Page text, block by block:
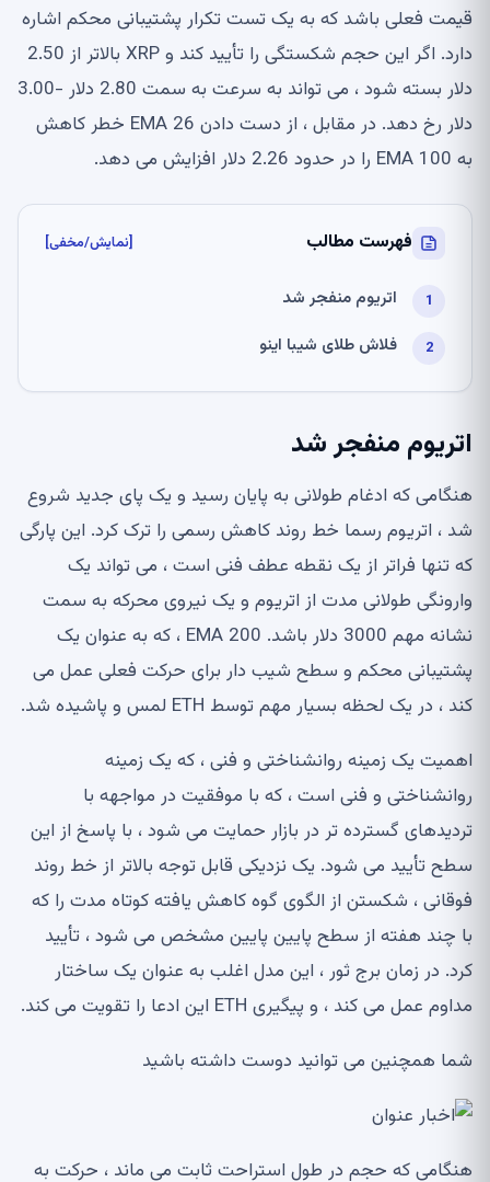
قیمت فعلی باشد که به یک تست تکرار پشتیبانی محکم اشاره
دارد. اگر این حجم شکستگی را تأیید کند و XRP بالاتر از 2.50
دلار بسته شود ، می تواند به سرعت به سمت 2.80 دلار -3.00
دلار رخ دهد. در مقابل ، از دست دادن 26 EMA خطر کاهش
به 100 EMA را در حدود 2.26 دلار افزایش می دهد.
فهرست مطالب [نمایش/مخفی]
اتریوم منفجر شد
فلاش طلای شیبا اینو
اتریوم منفجر شد
هنگامی که ادغام طولانی به پایان رسید و یک پای جدید شروع
شد ، اتریوم رسما خط روند کاهش رسمی را ترک کرد. این پارگی
که تنها فراتر از یک نقطه عطف فنی است ، می تواند یک
وارونگی طولانی مدت از اتریوم و یک نیروی محرکه به سمت
نشانه مهم 3000 دلار باشد. 200 EMA ، که به عنوان یک
پشتیبانی محکم و سطح شیب دار برای حرکت فعلی عمل می
کند ، در یک لحظه بسیار مهم توسط ETH لمس و پاشیده شد.
اهمیت یک زمینه روانشناختی و فنی ، که یک زمینه
روانشناختی و فنی است ، که با موفقیت در مواجهه با
تردیدهای گسترده تر در بازار حمایت می شود ، با پاسخ از این
سطح تأیید می شود. یک نزدیکی قابل توجه بالاتر از خط روند
فوقانی ، شکستن از الگوی گوه کاهش یافته کوتاه مدت را که
با چند هفته از سطح پایین پایین مشخص می شود ، تأیید
کرد. در زمان برج ثور ، این مدل اغلب به عنوان یک ساختار
مداوم عمل می کند ، و پیگیری ETH این ادعا را تقویت می کند.
شما همچنین می توانید دوست داشته باشید
هنگامی که حجم در طول استراحت ثابت می ماند ، حرکت به